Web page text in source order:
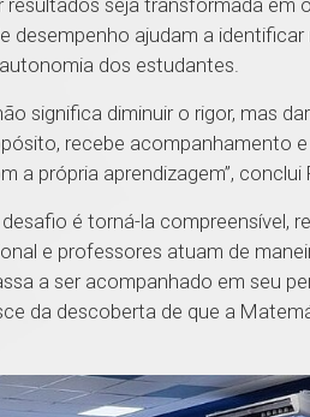
seja transformada em
desempenho ajudam a
dos estudantes.
significa diminuir o rigor, mas
recebe acompanhamento
a própria aprendizagem”, conclui
é torná-la compreensível,
e professores atuam de
a ser acompanhado em seu
da descoberta de que a